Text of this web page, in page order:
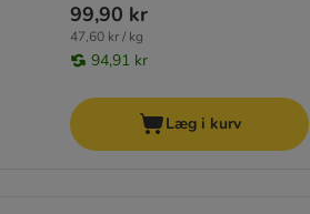
99,90 kr
47,60 kr / kg
94,91 kr
Læg i kurv